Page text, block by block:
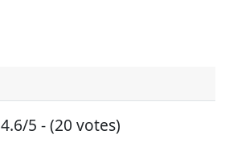
4.6/5 - (20 votes)